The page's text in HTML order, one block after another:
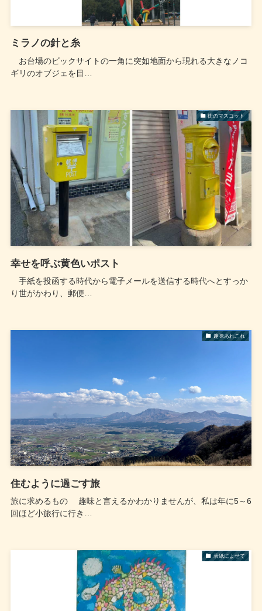
ミラノの針と糸
お台場のビックサイトの一角に突如地面から現れる大きなノコ
ギリのオブジェを目…
街のマスコット
幸せを呼ぶ黄色いポスト
手紙を投函する時代から電子メールを送信する時代へとすっか
り世がかわり、郵便…
趣味あれこれ
住むように過ごす旅
旅に求めるもの 趣味と言えるかわかりませんが、私は年に5～6
回ほど小旅行に行き…
表紙によせて